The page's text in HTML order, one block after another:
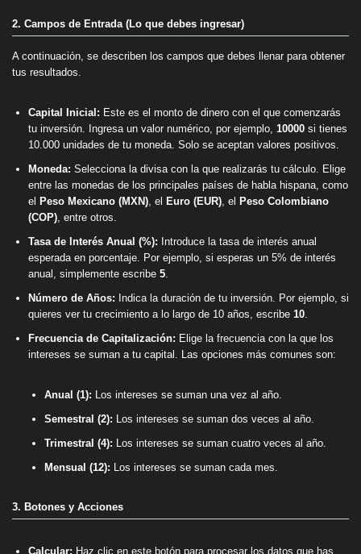
2. Campos de Entrada (Lo que debes ingresar)
A continuación, se describen los campos que debes llenar para obtener
tus resultados.
Capital Inicial: Este es el monto de dinero con el que comenzarás
tu inversión. Ingresa un valor numérico, por ejemplo, 10000 si tienes
10.000 unidades de tu moneda. Solo se aceptan valores positivos.
Moneda: Selecciona la divisa con la que realizarás tu cálculo. Elige
entre las monedas de los principales países de habla hispana, como
el Peso Mexicano (MXN), el Euro (EUR), el Peso Colombiano
(COP), entre otros.
Tasa de Interés Anual (%): Introduce la tasa de interés anual
esperada en porcentaje. Por ejemplo, si esperas un 5% de interés
anual, simplemente escribe 5.
Número de Años: Indica la duración de tu inversión. Por ejemplo, si
quieres ver tu crecimiento a lo largo de 10 años, escribe 10.
Frecuencia de Capitalización: Elige la frecuencia con la que los
intereses se suman a tu capital. Las opciones más comunes son:
Anual (1): Los intereses se suman una vez al año.
Semestral (2): Los intereses se suman dos veces al año.
Trimestral (4): Los intereses se suman cuatro veces al año.
Mensual (12): Los intereses se suman cada mes.
3. Botones y Acciones
Calcular: Haz clic en este botón para procesar los datos que has